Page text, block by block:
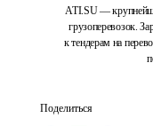
ATI.SU —
грузоперевозок.
к тендерам на
Поделиться